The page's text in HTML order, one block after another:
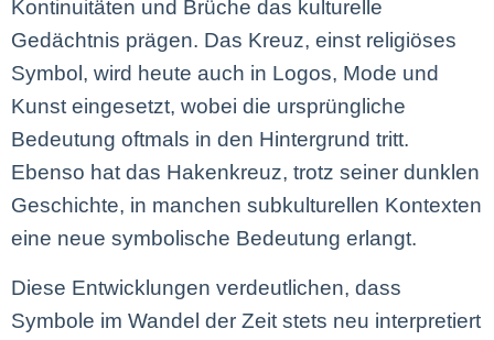
Kontinuitäten und Brüche das kulturelle
Gedächtnis prägen. Das Kreuz, einst religiöses
Symbol, wird heute auch in Logos, Mode und
Kunst eingesetzt, wobei die ursprüngliche
Bedeutung oftmals in den Hintergrund tritt.
Ebenso hat das Hakenkreuz, trotz seiner dunklen
Geschichte, in manchen subkulturellen Kontexten
eine neue symbolische Bedeutung erlangt.
Diese Entwicklungen verdeutlichen, dass
Symbole im Wandel der Zeit stets neu interpretiert